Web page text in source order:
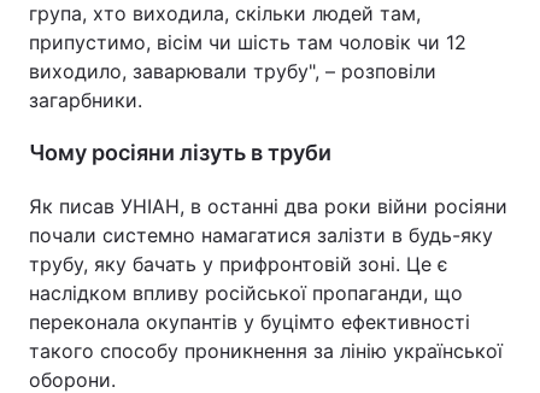
група, хто виходила, скільки людей там,
припустимо, вісім чи шість там чоловік чи 12
виходило, заварювали трубу", – розповіли
загарбники.
Чому росіяни лізуть в труби
Як писав УНІАН, в останні два роки війни росіяни
почали системно намагатися залізти в будь-яку
трубу, яку бачать у прифронтовій зоні. Це є
наслідком впливу російської пропаганди, що
переконала окупантів у буцімто ефективності
такого способу проникнення за лінію української
оборони.